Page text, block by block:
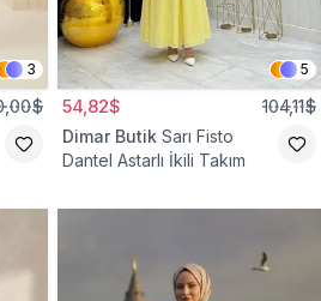
3 5
54,82$ 104,11$
Dimar Butik Sarı Fisto
Dantel Astarlı İkili Takım